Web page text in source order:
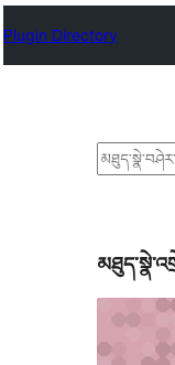
Plugin Directory
བཤེར་